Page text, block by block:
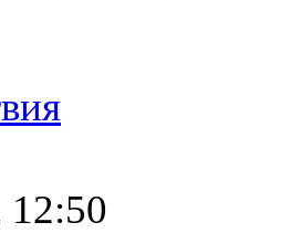
12:50